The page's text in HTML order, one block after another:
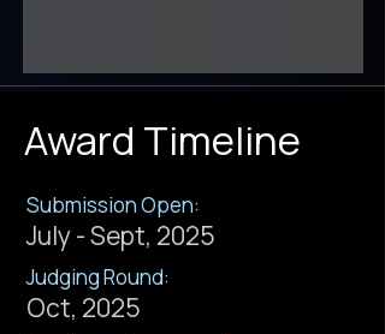
Award Timeline
Submission Open:
July - Sept, 2025
Judging Round:
Oct, 2025